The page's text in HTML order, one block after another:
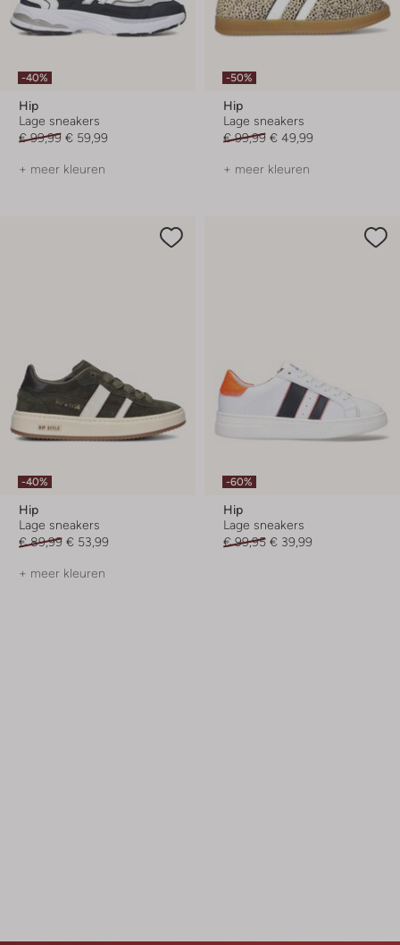
-40%
Hip
Lage sneakers
€ 99,99 € 59,99
+ meer kleuren
-50%
Hip
Lage sneakers
€ 99,99 € 49,99
+ meer kleuren
-40%
Hip
Lage sneakers
€ 89,99 € 53,99
+ meer kleuren
-60%
Hip
Lage sneakers
€ 99,95 € 39,99